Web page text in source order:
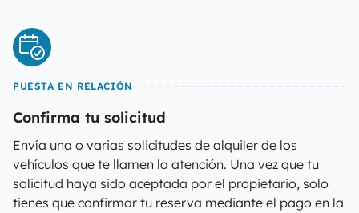
PUESTA EN RELACIÓN
Confirma tu solicitud
Envía una o varias solicitudes de alquiler de los
vehículos que te llamen la atención. Una vez que tu
solicitud haya sido aceptada por el propietario, solo
tienes que confirmar tu reserva mediante el pago en la